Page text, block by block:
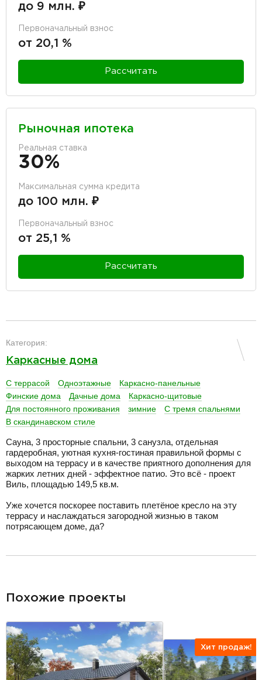
до 9 млн. ₽
Первоначальный взнос
от 20,1 %
Рассчитать
Рыночная ипотека
Реальная ставка
30%
Максимальная сумма кредита
до 100 млн. ₽
Первоначальный взнос
от 25,1 %
Рассчитать
Категория:
Каркасные дома
С террасой Одноэтажные
Каркасно-панельные
Финские дома
Дачные дома
Каркасно-щитовые
Для постоянного проживания
зимние
С тремя спальнями
В скандинавском стиле
Сауна, 3 просторные спальни, 3 санузла, отдельная
гардеробная, уютная кухня-гостиная правильной формы с
выходом на террасу и в качестве приятного дополнения для
жарких летних дней - эффектное патио. Это всё - проект
Виль, площадью 149,5 кв.м.
Уже хочется поскорее поставить плетёное кресло на эту
террасу и наслаждаться загородной жизнью в таком
потрясающем доме, да?
Похожие проекты
Хит продаж!